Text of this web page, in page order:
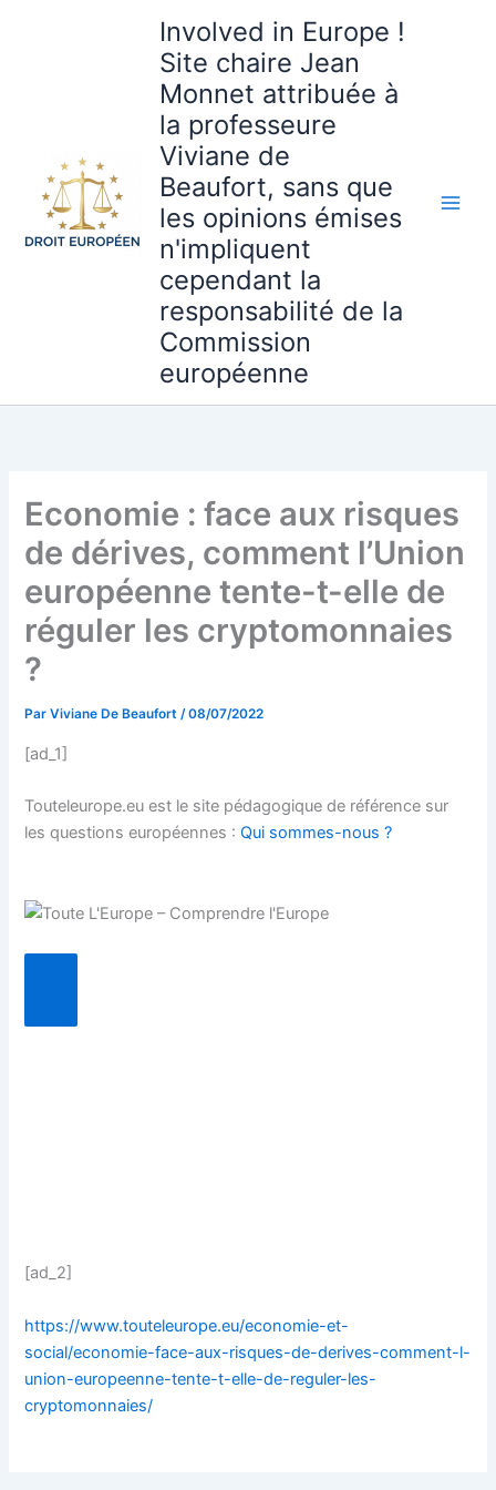
Involved in Europe !
Site chaire Jean
Monnet attribuée à
la professeure
Viviane de
Beaufort, sans que
les opinions émises
n'impliquent
cependant la
responsabilité de la
Commission
européenne
Economie : face aux risques
de dérives, comment l’Union
européenne tente-t-elle de
réguler les cryptomonnaies
?
ParViviane De Beaufort/08/07/2022
[ad_1]
Touteleurope.eu est le site pédagogique de référence sur
les questions européennes :Qui sommes-nous ?
[ad_2]
https://www.touteleurope.eu/economie-et-
social/economie-face-aux-risques-de-derives-comment-l-
union-europeenne-tente-t-elle-de-reguler-les-
cryptomonnaies/